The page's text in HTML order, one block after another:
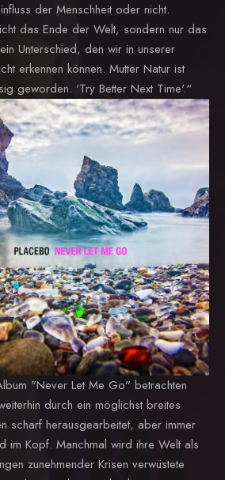
der Menschheit oder nicht.
das Ende der Welt, sondern nur das
Unterschied, den wir in unserer
erkennen können. Mutter Natur ist
geworden. 'Try Better Next Time'.“
"Never Let Me Go" betrachten
durch ein möglichst breites
scharf herausgearbeitet, aber immer
im Kopf. Manchmal wird ihre Welt als
zunehmender Krisen verwüstete